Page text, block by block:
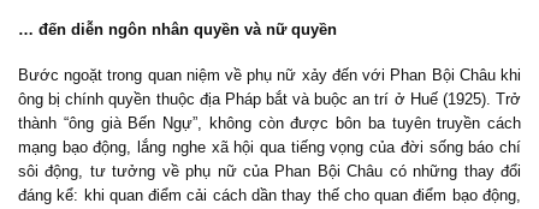
… đến diễn ngôn nhân quyền và nữ quyền
Bước ngoặt trong quan niệm về phụ nữ xảy đến với Phan Bội Châu khi
ông bị chính quyền thuộc địa Pháp bắt và buộc an trí ở Huế (1925). Trở
thành “ông già Bến Ngự”, không còn được bôn ba tuyên truyền cách
mạng bạo động, lắng nghe xã hội qua tiếng vọng của đời sống báo chí
sôi động, tư tưởng về phụ nữ của Phan Bội Châu có những thay đổi
đáng kể: khi quan điểm cải cách dần thay thế cho quan điểm bạo động,